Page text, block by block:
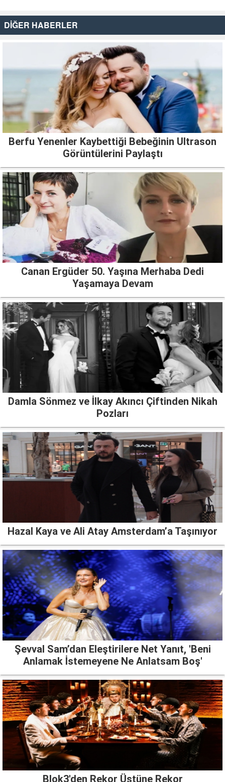
DİĞER HABERLER
Berfu Yenenler Kaybettiği Bebeğinin Ultrason
Görüntülerini Paylaştı
Canan Ergüder 50. Yaşına Merhaba Dedi
Yaşamaya Devam
Damla Sönmez ve İlkay Akıncı Çiftinden Nikah
Pozları
Hazal Kaya ve Ali Atay Amsterdam’a Taşınıyor
Şevval Sam’dan Eleştirilere Net Yanıt, 'Beni
Anlamak İstemeyene Ne Anlatsam Boş'
Blok3'den Rekor Üstüne Rekor